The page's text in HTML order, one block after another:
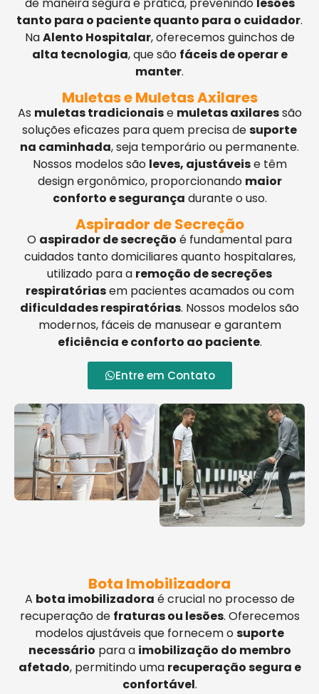
tanto para o paciente quanto para o cuidador.
NaAlento Hospitalar, oferecemos guinchos de
alta tecnologia, que são fáceis de operar e
manter.
Muletas e Muletas Axilares
As muletas tradicionaise muletas axilaressão
soluções eficazes para quem precisa desuporte
na caminhada, seja temporário ou permanente.
Nossos modelos são leves, ajustáveise têm
design ergonômico, proporcionando maior
conforto e segurança durante o uso.
Aspirador de Secreção
O aspirador de secreção é fundamental para
cuidados tanto domiciliares quanto hospitalares,
utilizado para a remoção de secreções
respiratóriasem pacientes acamados ou com
dificuldades respiratórias. Nossos modelos são
modernos, fáceis de manusear e garantem
eficiência e conforto ao paciente.
Entre em Contato
Bota Imobilizadora
A bota imobilizadora é crucial no processo de
recuperação de fraturas ou lesões. Oferecemos
modelos ajustáveis que fornecem osuporte
necessário para a imobilização do membro
afetado, permitindo uma recuperação segura e
confortável.